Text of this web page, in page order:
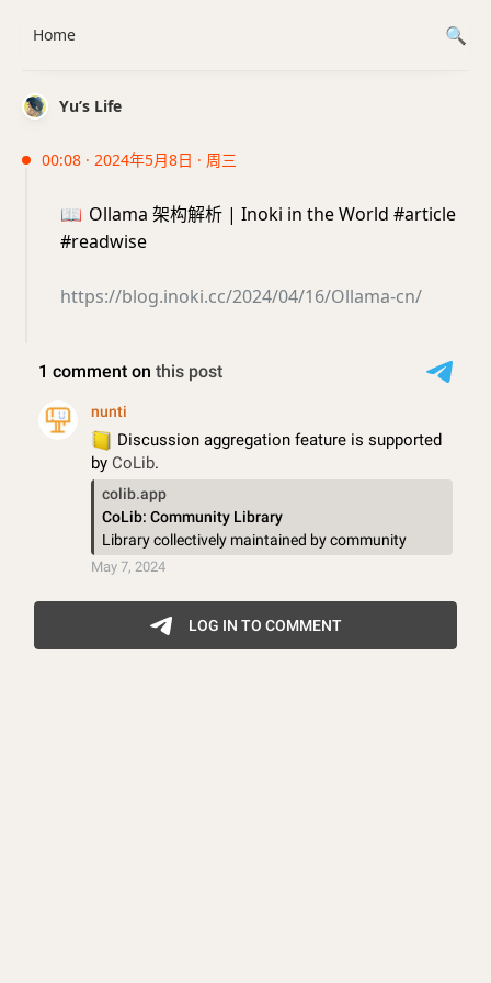
Yu’s Life
00:08 · 2024年5月8日 · 周三
📖 Ollama 架构解析 | Inoki in the World #article
#readwise
https://blog.inoki.cc/2024/04/16/Ollama-cn/
Home